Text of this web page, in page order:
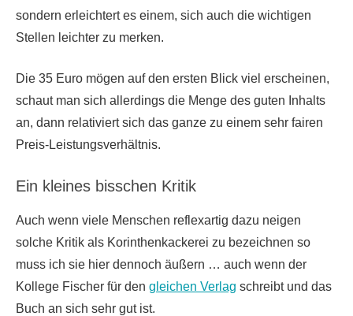
sondern erleichtert es einem, sich auch die wichtigen
Stellen leichter zu merken.
Die 35 Euro mögen auf den ersten Blick viel erscheinen,
schaut man sich allerdings die Menge des guten Inhalts
an, dann relativiert sich das ganze zu einem sehr fairen
Preis-Leistungsverhältnis.
Ein kleines bisschen Kritik
Auch wenn viele Menschen reflexartig dazu neigen
solche Kritik als Korinthenkackerei zu bezeichnen so
muss ich sie hier dennoch äußern … auch wenn der
Kollege Fischer für den gleichen Verlag schreibt und das
Buch an sich sehr gut ist.